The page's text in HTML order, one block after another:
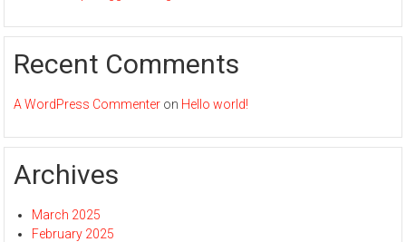
Recent Comments
A WordPress Commenter on Hello world!
Archives
March 2025
February 2025